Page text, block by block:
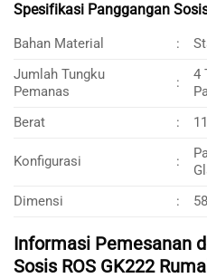
Spesifikasi Panggangan
Bahan Material :
Jumlah Tungku
Pemanas
:
4
Berat
:
Konfigurasi :
Dimensi
:
Informasi Pemesanan
Sosis ROS GK222